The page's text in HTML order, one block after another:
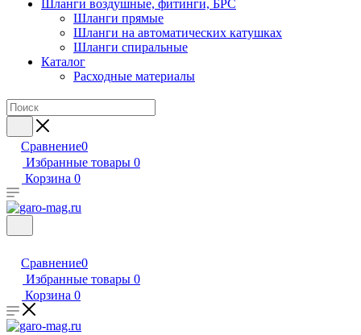
Шланги воздушные, фитинги, БРС
Шланги прямые
Шланги на автоматических катушках
Шланги спиральные
Каталог
Расходные материалы
Сравнение0
Избранные товары 0
Корзина 0
Сравнение0
Избранные товары 0
Корзина 0